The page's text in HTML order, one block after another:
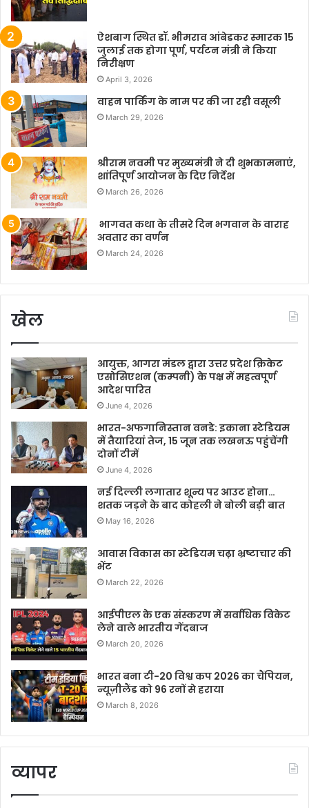
ऐशबाग स्थित डॉ. भीमराव आंबेडकर स्मारक 15
जुलाई तक होगा पूर्ण, पर्यटन मंत्री ने किया
निरीक्षण
April 3, 2026
वाहन पार्किंग के नाम पर की जा रही वसूली
March 29, 2026
श्रीराम नवमी पर मुख्यमंत्री ने दी शुभकामनाएं,
शांतिपूर्ण आयोजन के दिए निर्देश
March 26, 2026
भागवत कथा के तीसरे दिन भगवान के वाराह
अवतार का वर्णन
March 24, 2026
खेल
आयुक्त, आगरा मंडल द्वारा उत्तर प्रदेश क्रिकेट
एसोसिएशन (कम्पनी) के पक्ष में महत्वपूर्ण
आदेश पारित
June 4, 2026
भारत-अफगानिस्तान वनडे: इकाना स्टेडियम
में तैयारियां तेज, 15 जून तक लखनऊ पहुंचेंगी
दोनों टीमें
June 4, 2026
नई दिल्ली लगातार शून्य पर आउट होना…
शतक जड़ने के बाद कोहली ने बोली बड़ी बात
May 16, 2026
आवास विकास का स्टेडियम चढ़ा भ्रष्टाचार की
भेंट
March 22, 2026
आईपीएल के एक संस्करण में सर्वाधिक विकेट
लेने वाले भारतीय गेंदबाज
March 20, 2026
भारत बना टी-20 विश्व कप 2026 का चैंपियन,
न्यूज़ीलैंड को 96 रनों से हराया
March 8, 2026
व्यापर